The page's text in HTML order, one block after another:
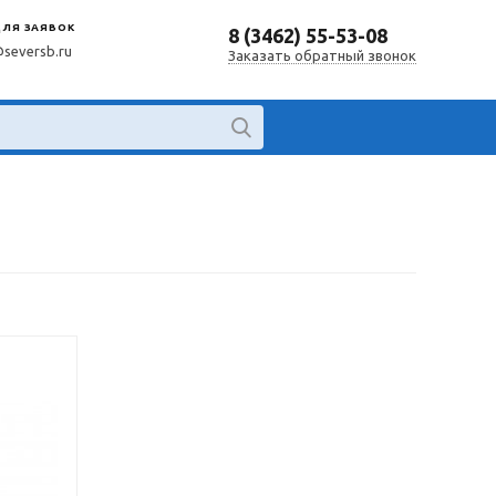
ЗАЯВОК 8 (3462) 55-53-08
Заказать обратный звонок